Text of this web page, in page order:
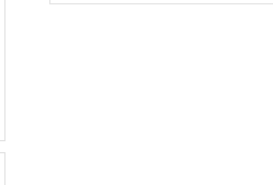
• Färg: Sand